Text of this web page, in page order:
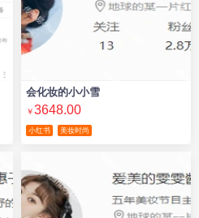
会化妆的小小雪
￥3648.00
小红书 美妆时尚